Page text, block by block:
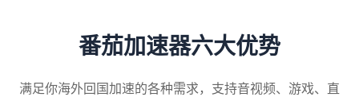
番茄加速器六大优势
满足你海外回国加速的各种需求，支持音视频、游戏、直